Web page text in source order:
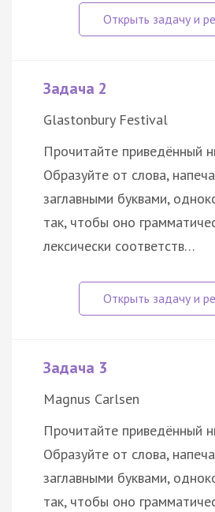
Задача 2
Glastonbury Festival
Прочитайте приведённый
Образуйте от слова,
заглавными буквами,
так, чтобы оно
лексически соответств…
Задача 3
Magnus Carlsen
Прочитайте приведённый
Образуйте от слова,
заглавными буквами,
так, чтобы оно